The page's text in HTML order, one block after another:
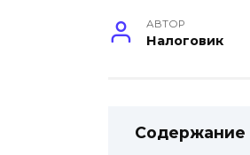
АВТОР
Налоговик
Содержание